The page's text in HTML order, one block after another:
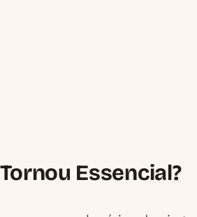
Essencial?